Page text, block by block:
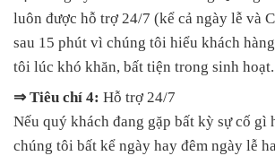
luôn được hỗ trợ 24/7 (kể cả ngày lễ và
sau 15 phút vì chúng tôi hiểu khách
tôi lúc khó khăn, bất tiện trong sinh hoạt.
⇒ Tiêu chí 4: Hỗ trợ 24/7
Nếu quý khách đang gặp bất kỳ sự cố gì
chúng tôi bất kể ngày hay đêm ngày lễ